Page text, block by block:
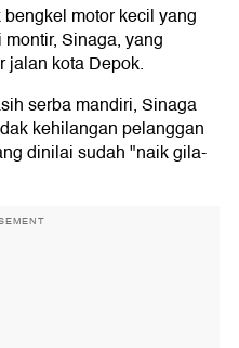
motor kecil yang
Sinaga, yang
jalan kota Depok.
serba mandiri, Sinaga
kehilangan pelanggan
dinilai sudah "naik gila-